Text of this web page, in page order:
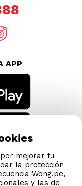
APP
mejorar tu
la protección
Wong.pe,
y las de